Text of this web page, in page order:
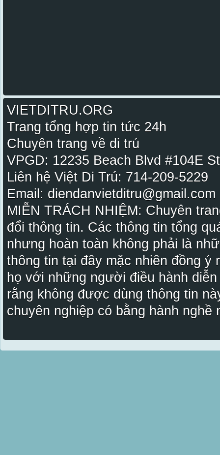
VIETDITRU.ORG
Trang tổng hợp tin tức 24h
Chuyên trang về di trú
VPGD: 12235 Beach Blvd #104E
Liên hệ Việt Di Trú: 714-209-5229
Email:
MIỄN TRÁCH NHIỆM: Chuyên
đổi thông tin. Các thông tin tổng
nhưng hoàn toàn không phải là
thông tin tại đây mặc nhiên đồng ý
họ với những người điều hành
rằng không được dùng thông tin
chuyên nghiệp có bằng hành